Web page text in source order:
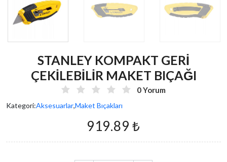
STANLEY KOMPAKT GERİ
ÇEKİLEBİLİR MAKET BIÇAĞI
0 Yorum
Kategori:Aksesuarlar,Maket Bıçakları
919.89 ₺